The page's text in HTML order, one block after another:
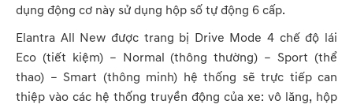
dụng động cơ này sử dụng hộp số tự động 6 cấp.
Elantra All New được trang bị Drive Mode 4 chế độ lái
Eco (tiết kiệm) – Normal (thông thường) – Sport (thể
thao) – Smart (thông minh) hệ thống sẽ trực tiếp can
thiệp vào các hệ thống truyền động của xe: vô lăng, hộp